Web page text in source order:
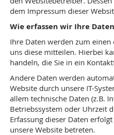
dem Impressum dieser
Wie erfassen wir Ihre
Ihre Daten werden zum
uns diese mitteilen. Hierbei
handeln, die Sie in ein
Andere Daten werden
Website durch unsere IT-
allem technische Daten (z.B.
Betriebssystem oder Uhrzeit
Erfassung dieser Daten
unsere Website betreten.